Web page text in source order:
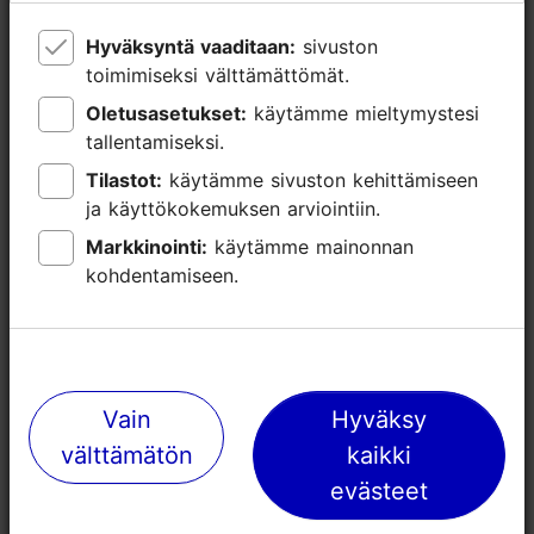
Hyväksyntä vaaditaan:
toimimiseksi välttämättömät.
Oletusasetukset:
tallentamiseksi.
Tilastot:
ja käyttökokemuksen arviointiin.
Markkinointi:
kohdentamiseen.
Vain
välttämätön
Hyväksy
kaikki
evästeet
Hyväksyntä vaaditaan:
toimimiseksi välttämättömät.
Oletusasetukset:
tallentamiseksi.
Tilastot:
ja käyttökokemuksen arviointiin.
Markkinointi:
kohdentamiseen.
Vain
välttämätön
Hyväksy
kaikki
evästeet